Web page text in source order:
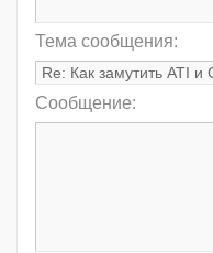
Тема сообщения:
Сообщение: